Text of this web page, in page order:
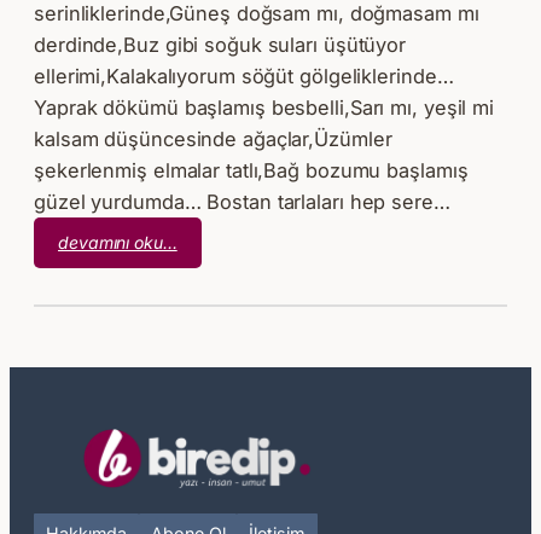
serinliklerinde,Güneş doğsam mı, doğmasam mı
derdinde,Buz gibi soğuk suları üşütüyor
ellerimi,Kalakalıyorum söğüt gölgeliklerinde…
Yaprak dökümü başlamış besbelli,Sarı mı, yeşil mi
kalsam düşüncesinde ağaçlar,Üzümler
şekerlenmiş elmalar tatlı,Bağ bozumu başlamış
güzel yurdumda… Bostan tarlaları hep sere…
devamını oku…
Aydın
Yine